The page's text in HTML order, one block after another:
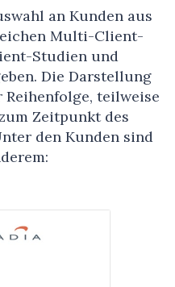
an Kunden aus
Multi-Client-
Studien und
Die Darstellung
teilweise
Zeitpunkt des
den Kunden sind